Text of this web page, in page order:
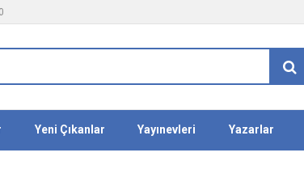
Yeni Çıkanlar Yayınevleri Yazarlar